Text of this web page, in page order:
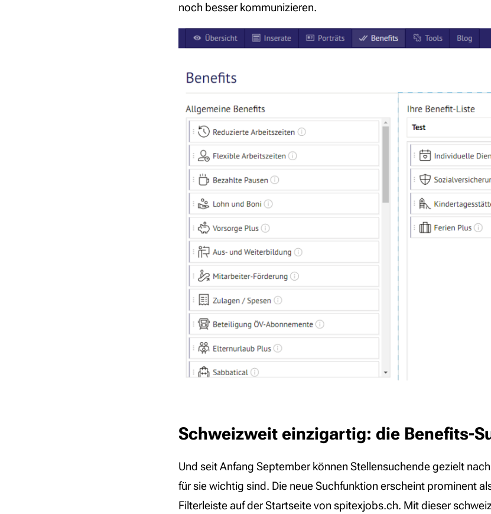
noch besser kommunizieren.
Schweizweit einzigartig: die Benefits-
Und seit Anfang September können Stellensuchende gezielt
für sie wichtig sind. Die neue Suchfunktion erscheint prominent
Filterleiste auf der Startseite von spitexjobs.ch. Mit dieser